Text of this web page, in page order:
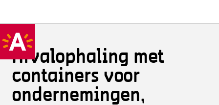
Afvalophaling met
containers voor
ondernemingen,